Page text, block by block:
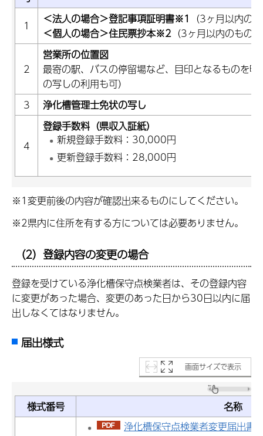
1
＜法人の場合＞登記事項証明書※1 （3ヶ月以内の
＜個人の場合＞住民票抄本※2 （3ヶ月以内のも
2
営業所の位置図
最寄の駅、バスの停留場など、目印となるものを
の写しの利用も可）
3
浄化槽管理士免状の写し
4
登録手数料（県収入証紙）
新規登録手数料：30,000円
更新登録手数料：28,000円
※1変更前後の内容が確認出来るものにしてください。
※2県内に住所を有する方については必要ありません。
（2）登録内容の変更の場合
登録を受けている浄化槽保守点検業者は、その登録内容
に変更があった場合、変更のあった日から30日以内に届
出しなくてはなりません。
届出様式
画面サイズで表示
様式番号 名称
浄化槽保守点検業者変更届出書